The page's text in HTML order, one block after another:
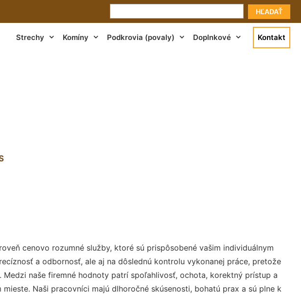
HĽADAŤ
Strechy Komíny Podkrovia (povaly) Doplnkové Kontakt
cenovo rozumné služby, ktoré sú prispôsobené vašim individuálnym
a odbornosť, ale aj na dôslednú kontrolu vykonanej práce, pretože
naše firemné hodnoty patrí spoľahlivosť, ochota, korektný prístup a
Naši pracovníci majú dlhoročné skúsenosti, bohatú prax a sú plne k